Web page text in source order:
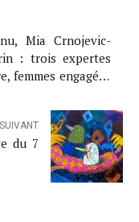
Mia Crnojevic-
: trois expertes
femmes engagées
du 7